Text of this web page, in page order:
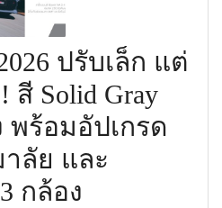
ปรับเล็ก แต่
สี Solid Gray
พร้อมอัปเกรด
ลัย และ
กล้อง